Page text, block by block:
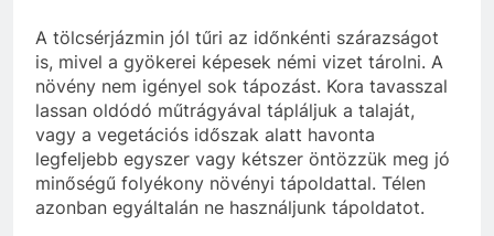
A tölcsérjázmin jól tűri az időnkénti szárazságot
is, mivel a gyökerei képesek némi vizet tárolni. A
növény nem igényel sok tápozást. Kora tavasszal
lassan oldódó műtrágyával tápláljuk a talaját,
vagy a vegetációs időszak alatt havonta
legfeljebb egyszer vagy kétszer öntözzük meg jó
minőségű folyékony növényi tápoldattal. Télen
azonban egyáltalán ne használjunk tápoldatot.